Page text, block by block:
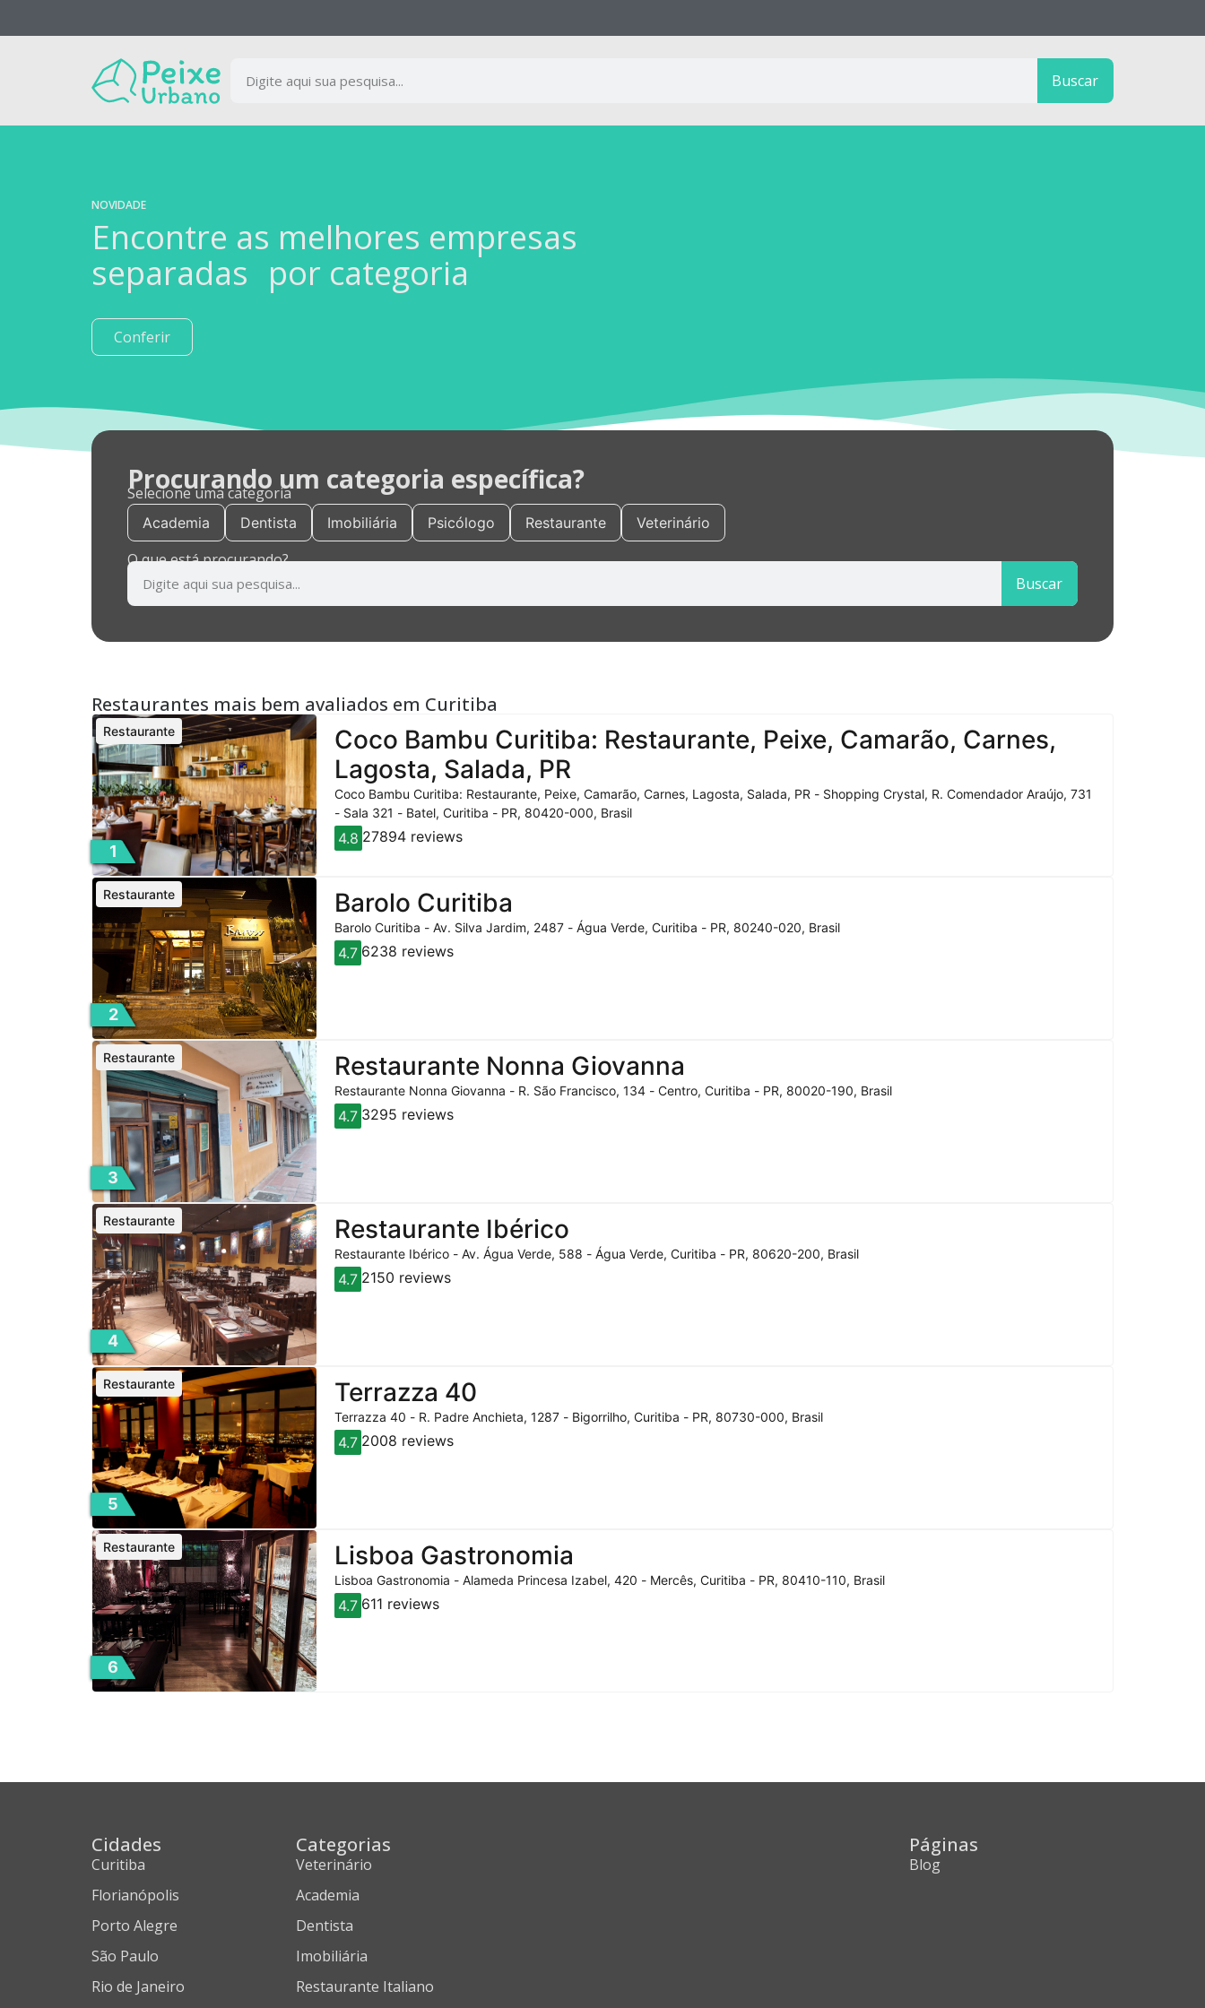
Buscar
NOVIDADE
Encontre as melhores empresas
separadas por categoria
Conferir
Procurando um categoria específica?
Selecione uma categoria
Academia Dentista Imobiliária Psicólogo Restaurante Veterinário
O que está procurando?
Buscar
Restaurantes mais bem avaliados em Curitiba
1
Coco Bambu Curitiba: Restaurante, Peixe, Camarão, Carnes,
Lagosta, Salada, PR
Restaurante
Coco Bambu Curitiba: Restaurante, Peixe, Camarão, Carnes, Lagosta, Salada, PR - Shopping Crystal, R. Comendador Araújo, 731
- Sala 321 - Batel, Curitiba - PR, 80420-000, Brasil
4.8 27894 reviews
2
Barolo Curitiba
Restaurante
Barolo Curitiba - Av. Silva Jardim, 2487 - Água Verde, Curitiba - PR, 80240-020, Brasil
4.7 6238 reviews
3
Restaurante Nonna Giovanna
Restaurante
Restaurante Nonna Giovanna - R. São Francisco, 134 - Centro, Curitiba - PR, 80020-190, Brasil
4.7 3295 reviews
4
Restaurante Ibérico
Restaurante
Restaurante Ibérico - Av. Água Verde, 588 - Água Verde, Curitiba - PR, 80620-200, Brasil
4.7 2150 reviews
5
Terrazza 40
Restaurante
Terrazza 40 - R. Padre Anchieta, 1287 - Bigorrilho, Curitiba - PR, 80730-000, Brasil
4.7 2008 reviews
6
Lisboa Gastronomia
Restaurante
Lisboa Gastronomia - Alameda Princesa Izabel, 420 - Mercês, Curitiba - PR, 80410-110, Brasil
4.7 611 reviews
Cidades
Curitiba
Florianópolis
Porto Alegre
São Paulo
Rio de Janeiro
Categorias
Veterinário
Academia
Dentista
Imobiliária
Restaurante Italiano
Páginas
Blog